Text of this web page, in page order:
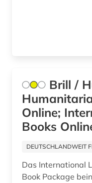
finance (2)
finanzen (2)
Brill /
Online;
Books
DEUTSCHLANDWEIT
Das International
Book Package